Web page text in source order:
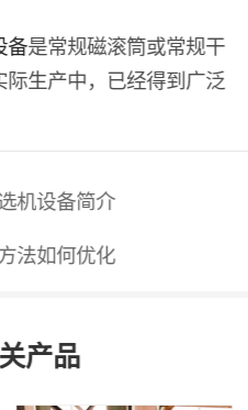
备是常规磁滚筒或常规干
生产中，已经得到广泛
机设备简介
法如何优化
产品